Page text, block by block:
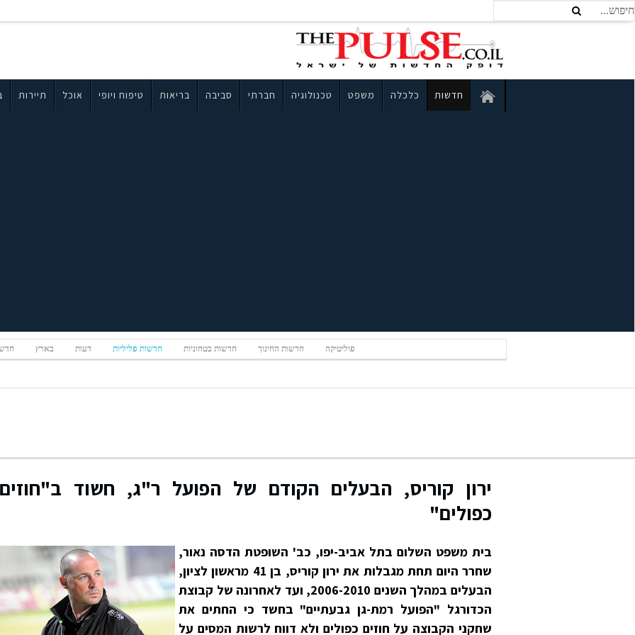
חדשות כלכלה משפט טכנולוגיה חברתי סביבה בריאות טיפוח ויופי אוכל תיירות
פוליטיקה חדשות החינוך חדשות בטחוניות חדשות פליליות דעות בארץ
ירון קוריס, הבעלים הקודם של הפועל ר"ג, חשוד ב"חוזים
כפולים"
בית משפט השלום בתל אביב-יפו, כב' השופטת הדסה נאור,
שחרר היום תחת מגבלות את ירון קוריס, בן 41 מראשון לציון,
הבעלים במהלך השנים 2006-2010, ועד לאחרונה של קבוצת
הכדורגל "הפועל רמת-גן גבעתיים" בחשד כי החתים את
שחקני הקבוצה על חוזים כפולים ולא דווח לרשות המסים על